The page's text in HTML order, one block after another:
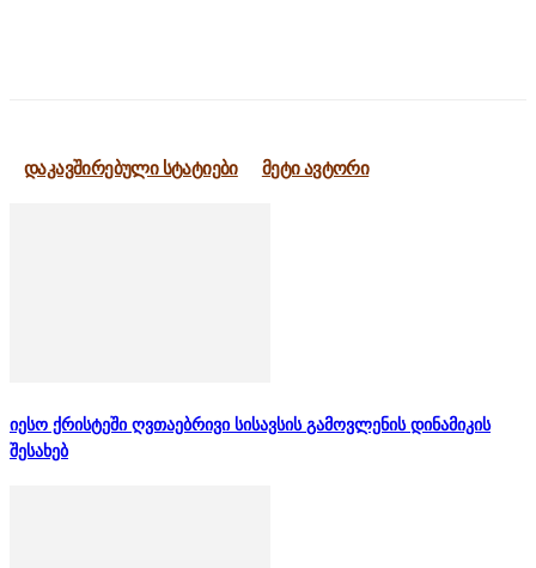
დაკავშირებული სტატიები მეტი ავტორი
იესო ქრისტეში ღვთაებრივი სისავსის გამოვლენის დინამიკის
შესახებ